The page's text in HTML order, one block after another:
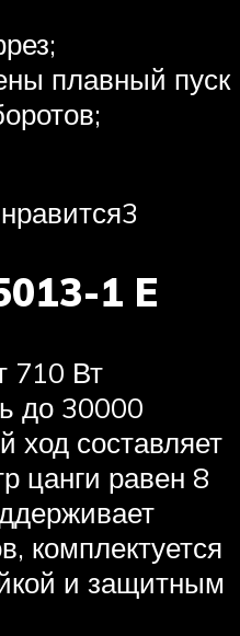
плавный пуск
1 E
710 Вт
до 30000
ход составляет
цанги равен 8
комплектуется
и защитным